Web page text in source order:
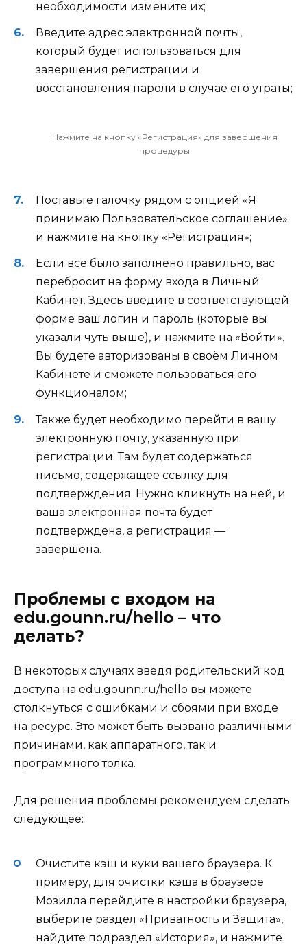
необходимости измените их;
Введите адрес электронной почты,
который будет использоваться для
завершения регистрации и
восстановления пароли в случае его утраты;
Нажмите на кнопку «Регистрация» для завершения
процедуры
Поставьте галочку рядом с опцией «Я
принимаю Пользовательское соглашение»
и нажмите на кнопку «Регистрация»;
Если всё было заполнено правильно, вас
перебросит на форму входа в Личный
Кабинет. Здесь введите в соответствующей
форме ваш логин и пароль (которые вы
указали чуть выше), и нажмите на «Войти».
Вы будете авторизованы в своём Личном
Кабинете и сможете пользоваться его
функционалом;
Также будет необходимо перейти в вашу
электронную почту, указанную при
регистрации. Там будет содержаться
письмо, содержащее ссылку для
подтверждения. Нужно кликнуть на ней, и
ваша электронная почта будет
подтверждена, а регистрация —
завершена.
Проблемы с входом на
edu.gounn.ru/hello – что
делать?
В некоторых случаях введя родительский код
доступа на edu.gounn.ru/hello вы можете
столкнуться с ошибками и сбоями при входе
на ресурс. Это может быть вызвано различными
причинами, как аппаратного, так и
программного толка.
Для решения проблемы рекомендуем сделать
следующее:
Очистите кэш и куки вашего браузера. К
примеру, для очистки кэша в браузере
Мозилла перейдите в настройки браузера,
выберите раздел «Приватность и Защита»,
найдите подраздел «История», и нажмите